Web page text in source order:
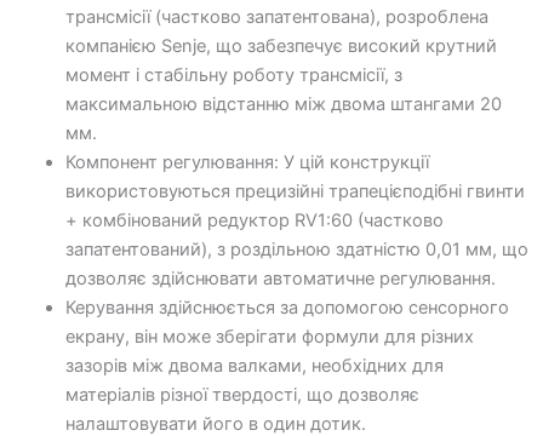
трансмісії (частково запатентована), розроблена
компанією Senje, що забезпечує високий крутний
момент і стабільну роботу трансмісії, з
максимальною відстанню між двома штангами 20
мм.
Компонент регулювання: У цій конструкції
використовуються прецизійні трапецієподібні гвинти
+ комбінований редуктор RV1:60 (частково
запатентований), з роздільною здатністю 0,01 мм, що
дозволяє здійснювати автоматичне регулювання.
Керування здійснюється за допомогою сенсорного
екрану, він може зберігати формули для різних
зазорів між двома валками, необхідних для
матеріалів різної твердості, що дозволяє
налаштовувати його в один дотик.